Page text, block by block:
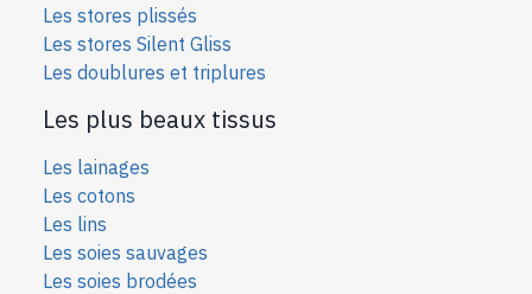
Les stores plissés
Les stores Silent Gliss
Les doublures et triplures
Les plus beaux tissus
Les lainages
Les cotons
Les lins
Les soies sauvages
Les soies brodées